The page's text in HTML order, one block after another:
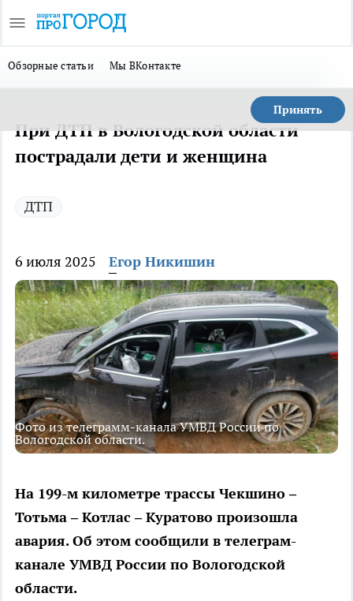
Обзорные статьи Мы ВКонтакте
Принять
При ДТП в Вологодской области
пострадали дети и женщина
ДТП
6 июля 2025 Егор Никишин
Фото из телеграмм-канала УМВД России по
Вологодской области.
На 199-м километре трассы Чекшино –
Тотьма – Котлас – Куратово произошла
авария. Об этом сообщили в телеграм-
канале УМВД России по Вологодской
области.